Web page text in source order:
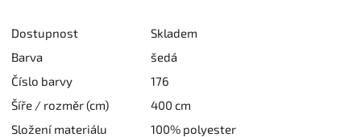
Dostupnost
Skladem
Barva
šedá
Číslo barvy
176
Šíře / rozměr (cm)
400 cm
Složení materiálu
100% polyester